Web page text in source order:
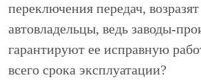
переключения передач,
автовладельцы, ведь заводы-
гарантируют ее исправную
всего срока эксплуатации?